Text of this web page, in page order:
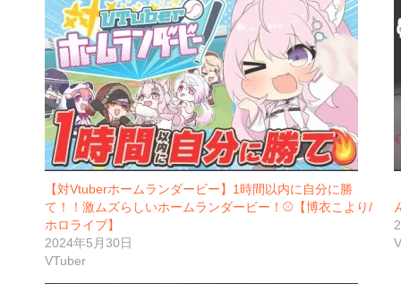
【対Vtuberホームランダービー】1時間以内に自分に勝
て！！激ムズらしいホームランダービー！⚾【博衣こより/
ホロライブ】
2024年5月30日
VTuber